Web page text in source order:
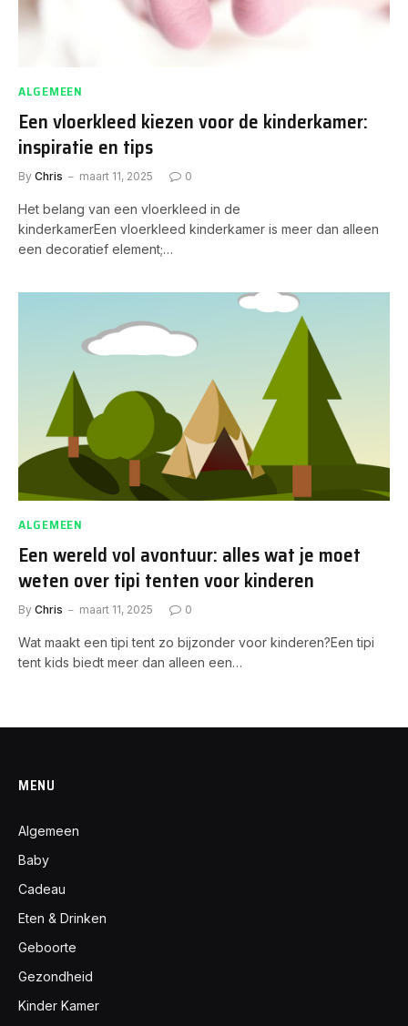
ALGEMEEN
Een vloerkleed kiezen voor de kinderkamer:
inspiratie en tips
By Chris maart 11, 2025 0
Het belang van een vloerkleed in de
kinderkamerEen vloerkleed kinderkamer is meer dan alleen
een decoratief element;…
ALGEMEEN
Een wereld vol avontuur: alles wat je moet
weten over tipi tenten voor kinderen
By Chris maart 11, 2025 0
Wat maakt een tipi tent zo bijzonder voor kinderen?Een tipi
tent kids biedt meer dan alleen een…
MENU
Algemeen
Baby
Cadeau
Eten & Drinken
Geboorte
Gezondheid
Kinder Kamer